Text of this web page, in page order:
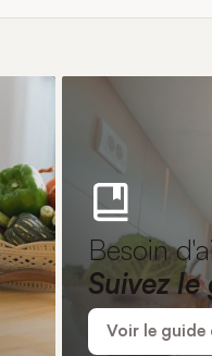
Besoin
Suivez le
Voir le